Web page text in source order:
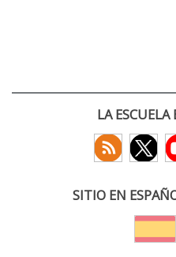
LA ESCUELA
SITIO EN